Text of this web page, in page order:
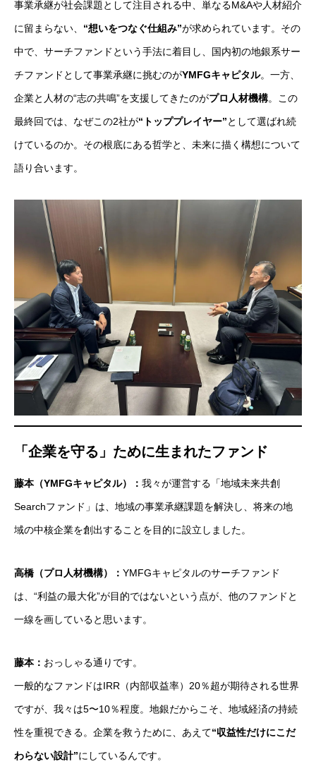
事業承継が社会課題として注目される中、単なるM&Aや人材紹介
に留まらない、 “想いをつなぐ仕組み”が求められています。その
中で、サーチファンドという手法に着目し、国内初の地銀系サー
チファンドとして事業承継に挑むのがYMFGキャピタル。一方、
企業と人材の“志の共鳴”を支援してきたのがプロ人材機構。この
最終回では、なぜこの2社が“トッププレイヤー”として選ばれ続
けているのか。その根底にある哲学と、未来に描く構想について
語り合います。
「企業を守る」ために生まれたファンド
藤本（YMFGキャピタル）： 我々が運営する「地域未来共創
Searchファンド」は、地域の事業承継課題を解決し、将来の地
域の中核企業を創出することを目的に設立しました。
高橋（プロ人材機構）： YMFGキャピタルのサーチファンド
は、“利益の最大化”が目的ではないという点が、他のファンドと
一線を画していると思います。
藤本： おっしゃる通りです。
一般的なファンドはIRR（内部収益率）20％超が期待される世界
ですが、我々は5〜10％程度。地銀だからこそ、地域経済の持続
性を重視できる。企業を救うために、あえて“収益性だけにこだ
わらない設計”にしているんです。